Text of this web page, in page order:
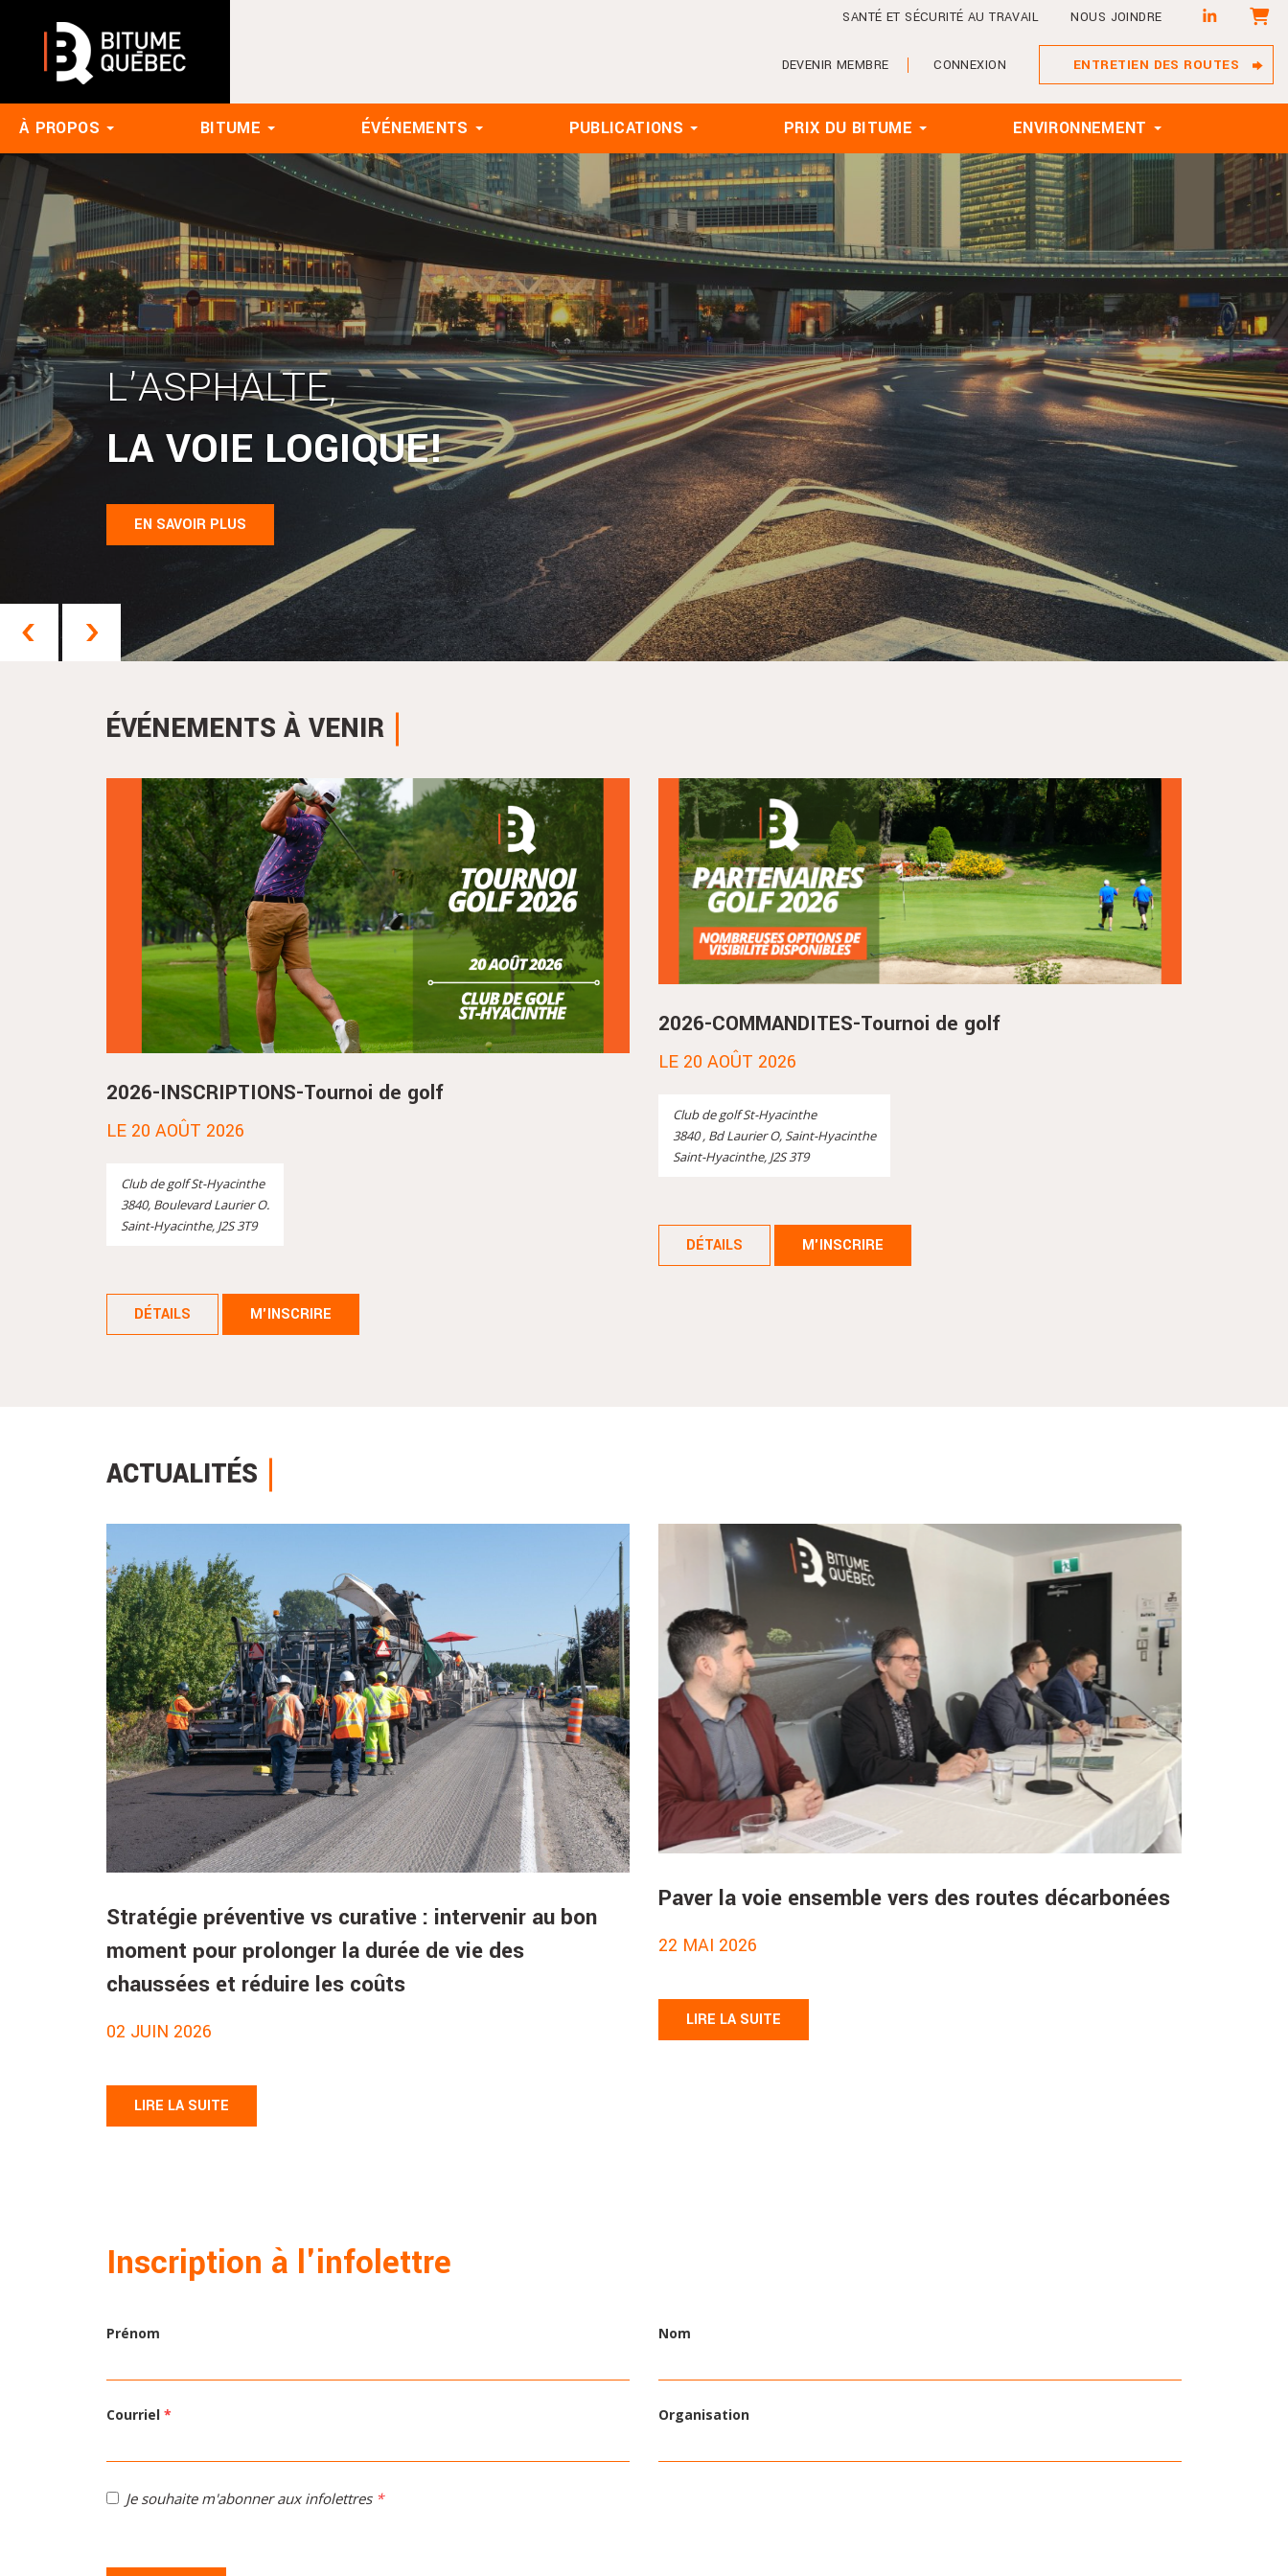
SANTÉ ET SÉCURITÉ AU TRAVAIL NOUS JOINDRE
DEVENIR MEMBRE CONNEXION ENTRETIEN DES ROUTES
À PROPOS BITUME ÉVÉNEMENTS PUBLICATIONS PRIX DU BITUME ENVIRONNEMENT
L’ASPHALTE,
LA VOIE LOGIQUE!
EN SAVOIR PLUS
ÉVÉNEMENTS À VENIR
2026-INSCRIPTIONS-Tournoi de golf
LE 20 AOÛT 2026
Club de golf St-Hyacinthe
3840, Boulevard Laurier O.
Saint-Hyacinthe, J2S 3T9
DÉTAILS M'INSCRIRE
2026-COMMANDITES-Tournoi de golf
LE 20 AOÛT 2026
Club de golf St-Hyacinthe
3840 , Bd Laurier O, Saint-Hyacinthe
Saint-Hyacinthe, J2S 3T9
DÉTAILS M'INSCRIRE
ACTUALITÉS
Stratégie préventive vs curative : intervenir au bon
moment pour prolonger la durée de vie des
chaussées et réduire les coûts
02 JUIN 2026
LIRE LA SUITE
Paver la voie ensemble vers des routes décarbonées
22 MAI 2026
LIRE LA SUITE
Inscription à l'infolettre
Prénom Nom
Courriel * Organisation
Je souhaite m'abonner aux infolettres*